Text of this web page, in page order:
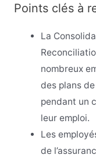
Points clés à
La
nombreux
des plans
pendant un
leur emploi.
Les
de